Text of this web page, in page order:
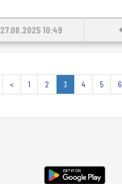
27.08.2025 10:49
< 1 2 3 4 5 6